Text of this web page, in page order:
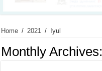
Home / 2021 / Iyul
Monthly Archives: